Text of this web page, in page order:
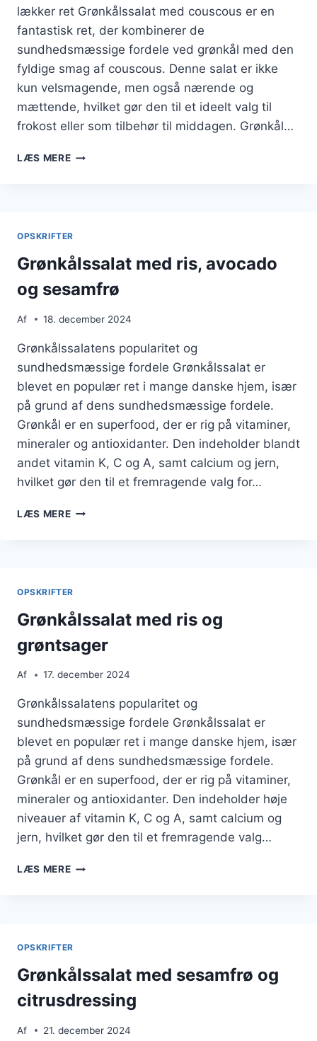
lækker ret Grønkålssalat med couscous er en
fantastisk ret, der kombinerer de
sundhedsmæssige fordele ved grønkål med den
fyldige smag af couscous. Denne salat er ikke
kun velsmagende, men også nærende og
mættende, hvilket gør den til et ideelt valg til
frokost eller som tilbehør til middagen. Grønkål…
LÆS MEREGRØNKÅLSSALAT
OPSKRIFTER
Grønkålssalat med ris, avocado
og sesamfrø
Af 18. december 2024
Grønkålssalatens popularitet og
sundhedsmæssige fordele Grønkålssalat er
blevet en populær ret i mange danske hjem, især
på grund af dens sundhedsmæssige fordele.
Grønkål er en superfood, der er rig på vitaminer,
mineraler og antioxidanter. Den indeholder blandt
andet vitamin K, C og A, samt calcium og jern,
hvilket gør den til et fremragende valg for…
LÆS MEREGRØNKÅLSSALAT
OPSKRIFTER
Grønkålssalat med ris og
grøntsager
Af 17. december 2024
Grønkålssalatens popularitet og
sundhedsmæssige fordele Grønkålssalat er
blevet en populær ret i mange danske hjem, især
på grund af dens sundhedsmæssige fordele.
Grønkål er en superfood, der er rig på vitaminer,
mineraler og antioxidanter. Den indeholder høje
niveauer af vitamin K, C og A, samt calcium og
jern, hvilket gør den til et fremragende valg…
LÆS MEREGRØNKÅLSSALAT
OPSKRIFTER
Grønkålssalat med sesamfrø og
citrusdressing
Af 21. december 2024